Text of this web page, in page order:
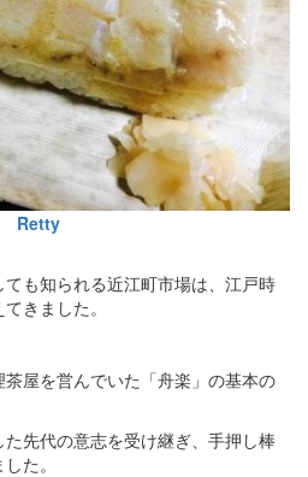
Retty
も知られる近江町市場は、江戸時
きました。
屋を営んでいた「舟楽」の基本の
先代の意志を受け継ぎ、手押し棒
た。